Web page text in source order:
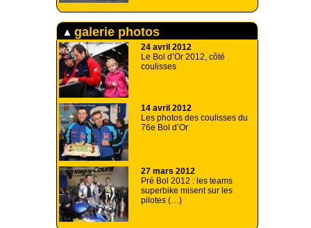
galerie photos
24 avril 2012
Le Bol d’Or 2012, côté
coulisses
14 avril 2012
Les photos des coulisses du
76e Bol d’Or
27 mars 2012
Pré Bol 2012 : les teams
superbike misent sur les
pilotes (…)